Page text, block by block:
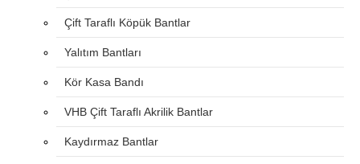
Çift Taraflı Köpük Bantlar
Yalıtım Bantları
Kör Kasa Bandı
VHB Çift Taraflı Akrilik Bantlar
Kaydırmaz Bantlar